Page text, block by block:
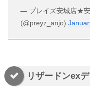
— プレイズ安城店★
(@preyz_anjo)
リザードンex